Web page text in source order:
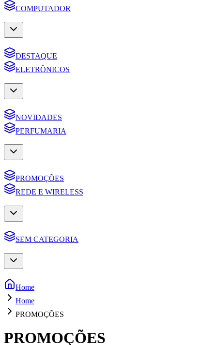
COMPUTADOR
DESTAQUE
ELETRÔNICOS
NOVIDADES
PERFUMARIA
PROMOÇÕES
REDE E WIRELESS
SEM CATEGORIA
Home
Home
PROMOÇÕES
PROMOÇÕES